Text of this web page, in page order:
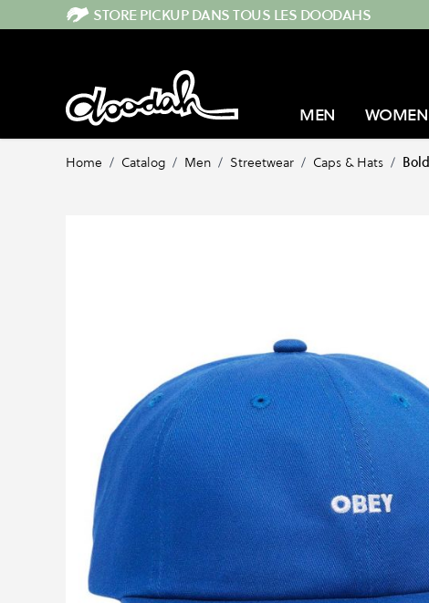
Skip to ContentSTORE PICKUP DANS TOUS LES DOODAHS
MEN WOMEN
Home / Catalog / Men / Streetwear / Caps & Hats /